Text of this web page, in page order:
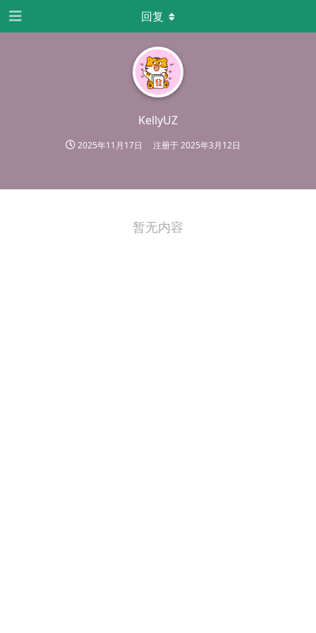
KellyUZ
2025年11月17日 注册于2025年3月12日
回复
暂无内容